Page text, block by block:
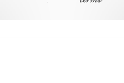
サイトのご利用にあたって